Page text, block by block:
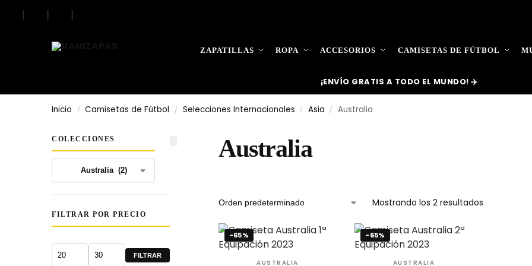
| | |
ZAPATILLAS ROPA ACCESORIOS CAMISETAS DE FÚTBOL
Search
¡ENVÍO GRATIS A TODO EL MUNDO! ✈️
Inicio / Camisetas de Fútbol / Selecciones Internacionales / Asia / Australia
Australia
Mostrando los 2 resultados
-65%
AUSTRALIA
-65%
AUSTRALIA
COLECCIONES
FILTRAR POR PRECIO
FILTRAR